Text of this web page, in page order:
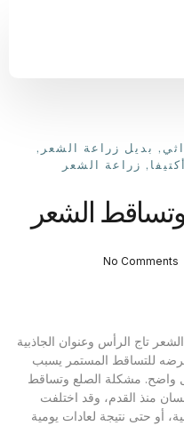
, بديل زراعة الشعر ,
, زراعة الشعر
الشعر
No Comments
تاج الرأس وعنوان الجاذبية
للتساقط المستمر يسبب
واضح. مشكلة الصلع وتساقط
منذ القدم، وقد اختلفت
أو حتى نتيجة لعادات يومية